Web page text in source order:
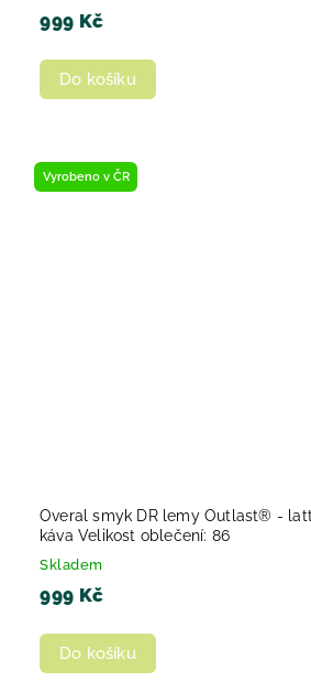
999 Kč
Do košíku
Vyrobeno v ČR
Overal smyk DR lemy Outlast® -
káva Velikost oblečení: 86
Skladem
999 Kč
Do košíku